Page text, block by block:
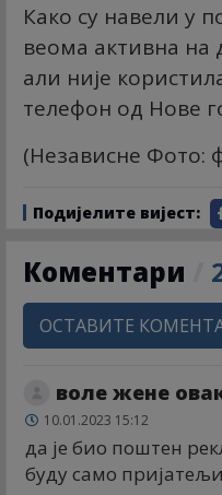
Како су навели у
веома активна
али није
телефон од Нове
(Независне Фото:
Подијелите вијест:
Коментари
ОСТАВИТЕ
воле жене
10.01.2023 15:12
да је био поштен
буду само пријатељи